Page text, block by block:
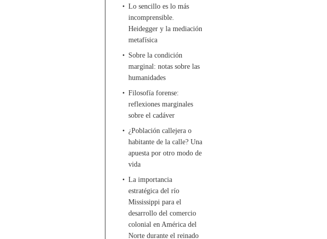
Lo sencillo es lo más
incomprensible.
Heidegger y la mediación
metafísica
Sobre la condición
marginal: notas sobre las
humanidades
Filosofía forense:
reflexiones marginales
sobre el cadáver
¿Población callejera o
habitante de la calle? Una
apuesta por otro modo de
vida
La importancia
estratégica del río
Mississippi para el
desarrollo del comercio
colonial en América del
Norte durante el reinado